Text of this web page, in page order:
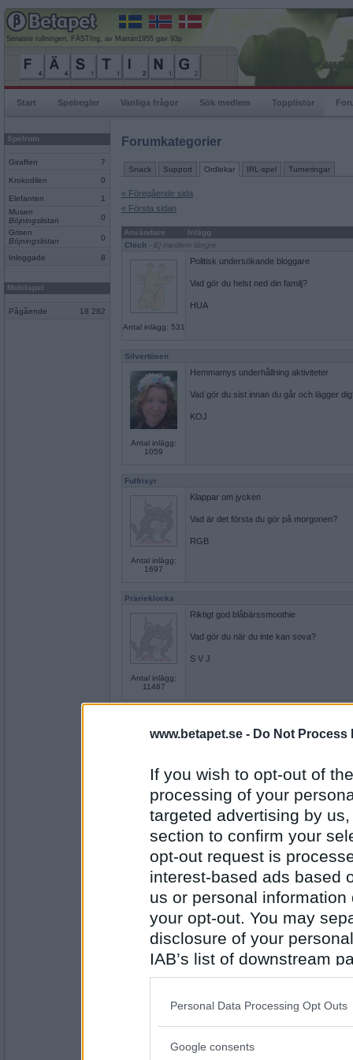
www.betapet.se - Do Not Process
If you wish to opt-out of
processing of your
targeted advertising by
section to confirm your
opt-out request is
interest-based ads based
us or personal
your opt-out. You may
disclosure of your
IAB’s list of downstream
also be disclosed by us
Downstream Participants
Please note that this
Personal Data Processing Opt Outs
Google consents
Senaste rullningen, FÄSTIng, av Marran1955 gav 93p
Start Spelregler Vanliga frågor Sök medlem Topplistor
Spelrum
Giraffen 7
Krokodilen 0
Elefanten
1
Musen
Böjningslistan
0
Grisen
Böjningslistan
0
Inloggade 8
Mobilspel
Pågående 18 282
Forumkategorier
Snack Support Ordlekar IRL-spel Turneringar
« Föregående sida
« Första sidan
Användare
Inlägg
Chich - Ej medlem längre
Antal inlägg: 531
Politisk undersökande bloggare
Vad gör du helst ned din familj?
HUA
Silvertösen
Antal inlägg:
1059
Hemmamys underhållning aktiviteter
Vad gör du sist innan du går och lägger
KOJ
Fulfrisyr
Antal inlägg:
1697
Klappar om jycken
Vad är det första du gör på morgonen?
RGB
Prärieklocka
Antal inlägg:
11487
Riktigt god blåbärssmoothie
Vad gör du när du inte kan sova?
S V J
Antal inlägg:
1774
Suckar, vankar. Jättetråkigt.
B G H
Prärieklocka
11487
Vad gör du om du oväntat får en dag
K U L
Kutar ut, löper!
L M U